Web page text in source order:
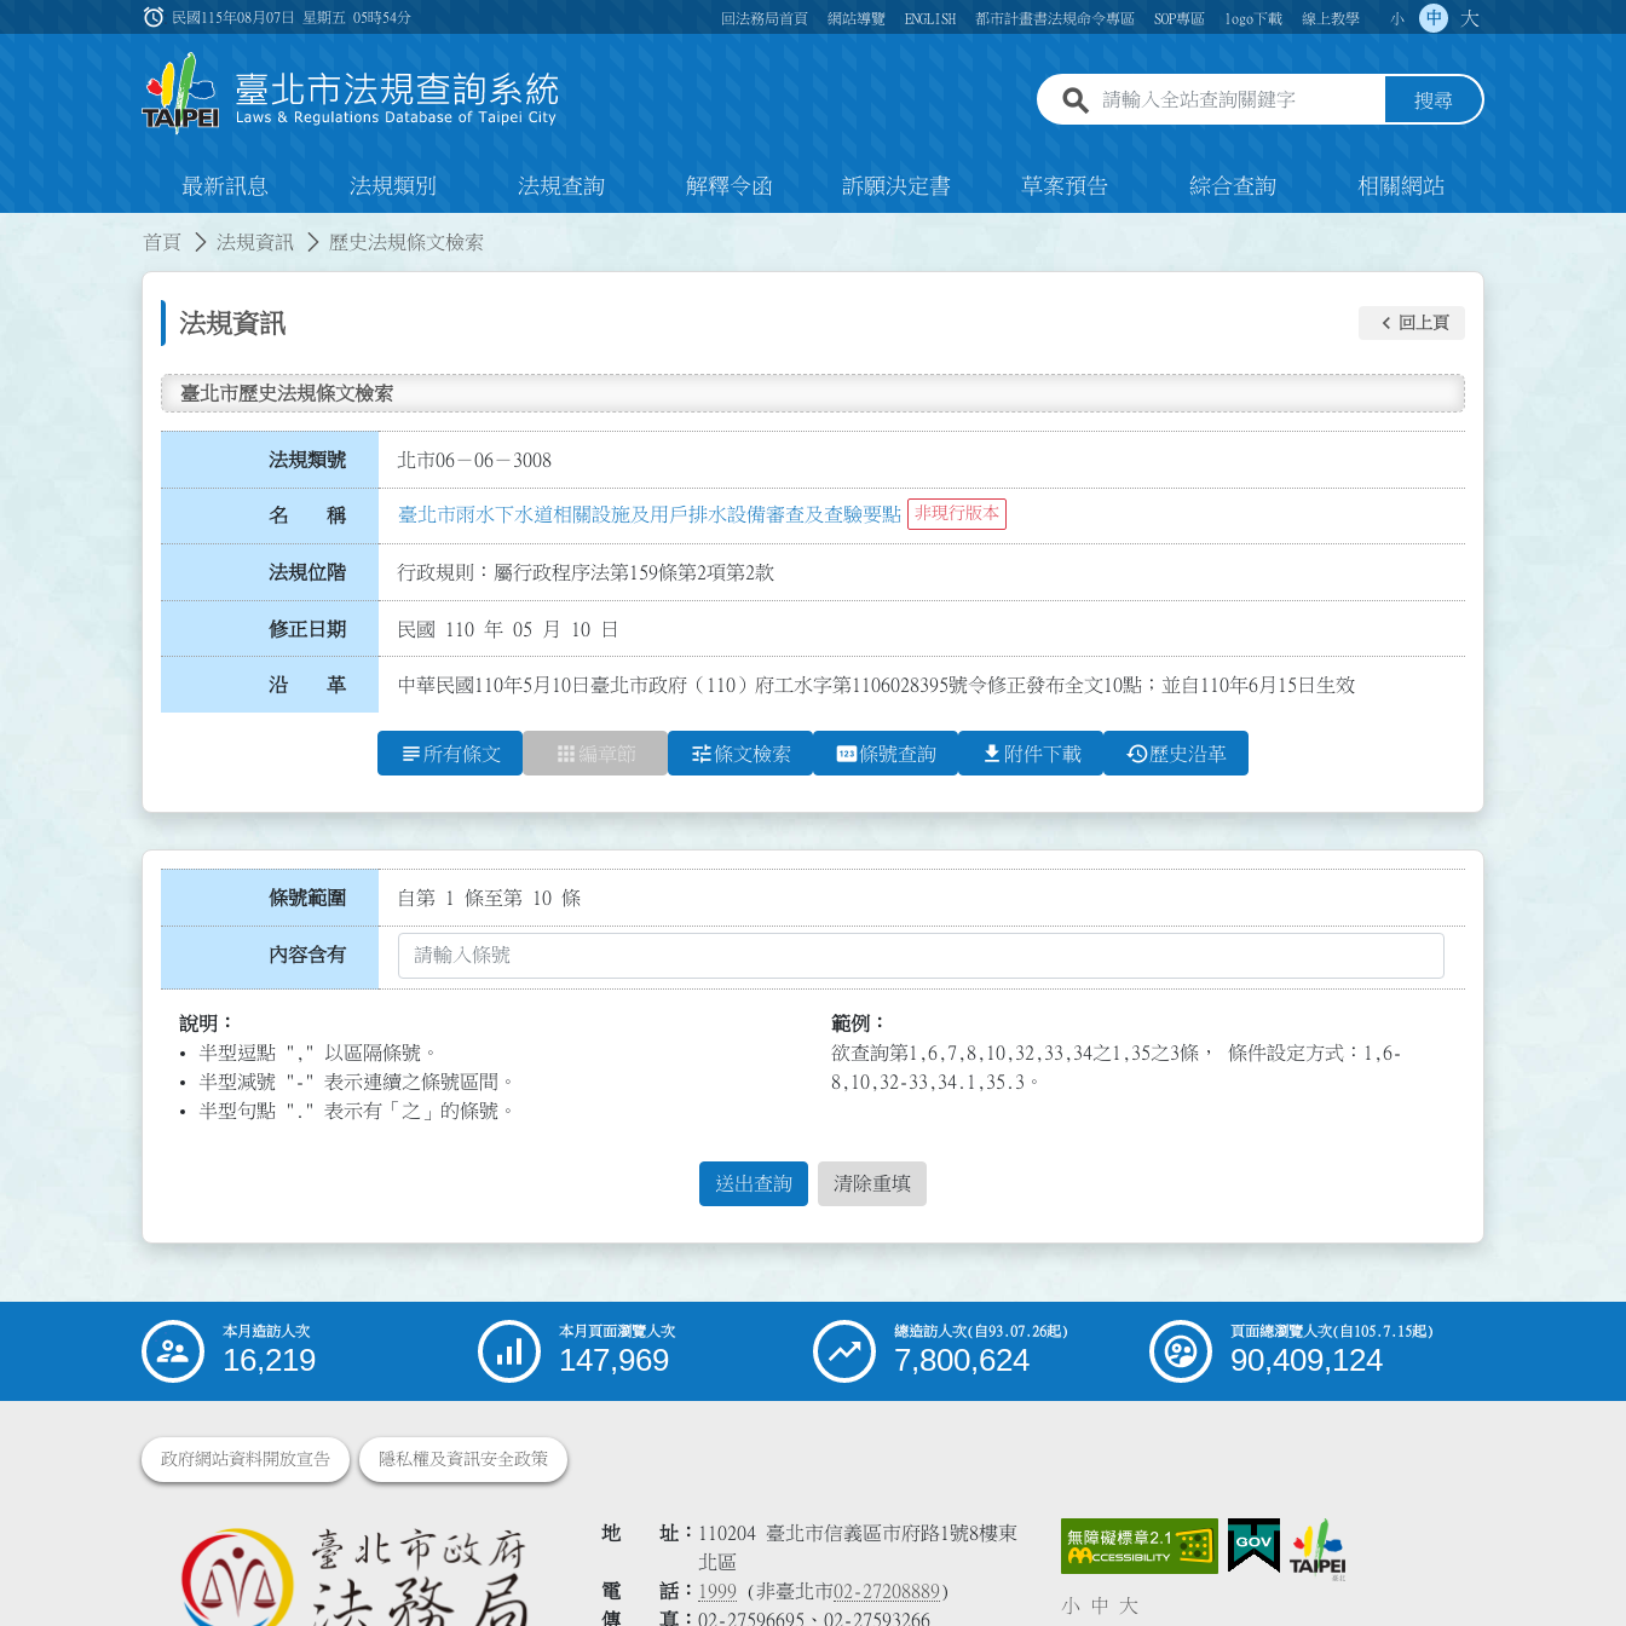
:::
alarm 民國115年08月07日 星期五05時54分 回法務局首頁 網站導覽 ENGLISH 都市計畫書法規命令專區 SOP專區 logo下載 線上教學 小 中 大
全站查詢關鍵字欄位 搜尋
最新訊息 法規類別 法規查詢 解釋令函 訴願決定書 草案預告 綜合查詢 相關網站
首頁 法規資訊 歷史法規條文檢索
法規資訊 keyboard_arrow_left 回上頁
臺北市歷史法規條文檢索
法規類號 北市06－06－3008
名 稱 臺北市雨水下水道相關設施及用戶排水設備審查及查驗要點 非現行版本
法規位階 行政規則：屬行政程序法第159條第2項第2款
修正日期 民國 110 年 05 月 10 日
沿 革 中華民國110年5月10日臺北市政府（110）府工水字第1106028395號令修正發布全文10點；並自110年6月15日生效
subject 所有條文 apps 編章節 tune條文檢索 pin條號查詢 file_download 附件下載 history歷史沿革
條號範圍 自第 1 條至第 10 條
內容含有
說明：
半型逗點 "," 以區隔條號。
半型減號 "-" 表示連續之條號區間。
半型句點 "." 表示有「之」的條號。
範例：
欲查詢第1,6,7,8,10,32,33,34之1,35之3條， 條件設定方式：1,6-
8,10,32-33,34.1,35.3。
送出查詢 清除重填
::: 本月造訪人次
16,219
本月頁面瀏覽人次
147,969
總造訪人次(自93.07.26起)
7,800,624
頁面總瀏覽人次(自105.7.15起)
90,409,124
政府網站資料開放宣告 隱私權及資訊安全政策
地 址
110204 臺北市信義區市府路1號8樓東
北區
電 話
1999 (非臺北市02-27208889)
傳 真
02-27596695、02-27593266
小 中 大